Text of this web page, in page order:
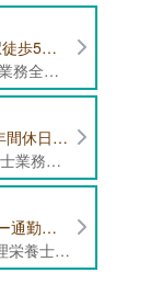
【渋谷区】日勤帯勤務/年間休日123日/駅徒歩5分/企業（本社配属）にて管理栄養士募集！
＜企業（本社配属）における管理栄養士業務全般＞ ・本社および在宅（週1日程度）で、運営・受託する保育園（約50箇所）の管理栄養士・マネジメント業務全般 ・調理指導、育成 ・調理代行※欠員時 ・衛生管理 ・献立作成 ・食材発注 ・園長、調理スタッフとの給食会議 ・クライアント企業との給食会議（食育等の企画提案） ・採用業務（面接・施設見学同行）など ・担当保育園の定期巡回（直行やオンライン対応あり） ※23区内の認可保育園や、事業所内保育園（市川市、古河市、厚木市・追浜等）
【大田区】＜「長原駅」より徒歩3分＞年間休日120日以上/最大10連休取得可能/日勤帯勤務のみ 認可保育園（定員73名）にて、栄養士の募集！
＜認可保育園（定員73名）における栄養士業務全般＞ ・調理（朝おやつ・給食・おやつ・補食） ・盛付け、片づけ ・食育、保育室への給食ラウンド、事務業務 ・調理室のお掃除、備蓄の確認、発注など ※定員:73名(0歳児6名、1歳歳児10名、2歳児12名、3歳-5歳児各15名)
【練馬区】氷川台駅より徒歩6分/マイカー通勤可能/年間休日120日/賞与高水準 認可保育園（定員101名）にて管理栄養士・栄養士・調理師募集！
＜認可保育園（定員101名）における管理栄養士・栄養士・調理師業務全般＞ ・調理業務全般 ・離乳食、アレルギー除去食対応 ・食育活動